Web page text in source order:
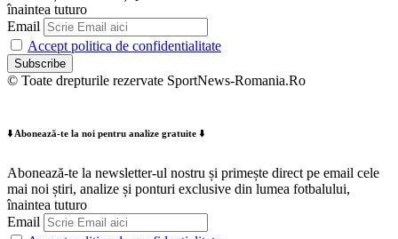
înaintea tuturo
Email
Accept politica de confidentialitate
© Toate drepturile rezervate SportNews-Romania.Ro
⬇️ Abonează-te la noi pentru analize gratuite ⬇️
Abonează-te la newsletter-ul nostru și primește direct pe email cele
mai noi știri, analize și ponturi exclusive din lumea fotbalului,
înaintea tuturo
Email